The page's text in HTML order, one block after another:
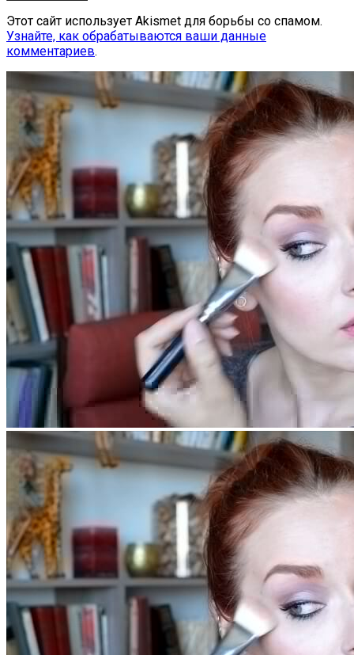
Этот сайт использует Akismet для борьбы со спамом.
Узнайте, как обрабатываются ваши данные
комментариев.